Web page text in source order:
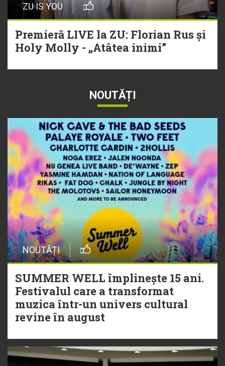
ZU IS YOU
Premieră LIVE la ZU: Florian Rus și
Holy Molly - „Atâtea inimi”
NOUTĂȚI
NOUTĂȚI
SUMMER WELL împlinește 15 ani.
Festivalul care a transformat
muzica într-un univers cultural
revine în august